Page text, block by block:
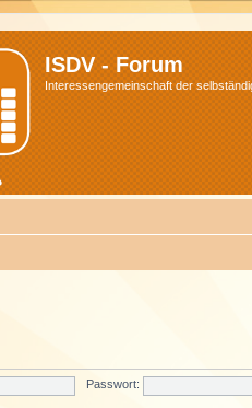
ISDV - Forum
Interessengemeinschaft der
Passwort: